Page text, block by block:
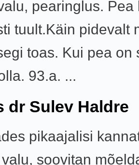
pearinglus. Pea
tuult.Käin pidevalt
toas. Kui pea on
93.a. ...
dr Sulev Haldre
pikaajalisi
soovitan